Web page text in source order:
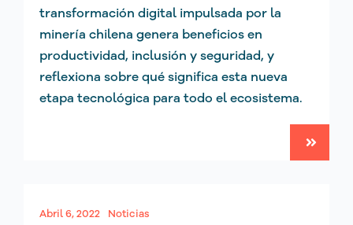
transformación digital impulsada por la
minería chilena genera beneficios en
productividad, inclusión y seguridad, y
reflexiona sobre qué significa esta nueva
etapa tecnológica para todo el ecosistema.
Abril 6, 2022 Noticias